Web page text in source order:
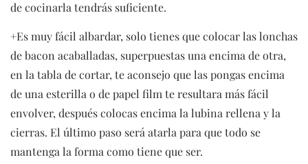
de cocinarla tendrás suficiente.
+Es muy fácil albardar, solo tienes que colocar las lonchas
de bacon acaballadas, superpuestas una encima de otra,
en la tabla de cortar, te aconsejo que las pongas encima
de una esterilla o de papel film te resultara más fácil
envolver, después colocas encima la lubina rellena y la
cierras. El último paso será atarla para que todo se
mantenga la forma como tiene que ser.